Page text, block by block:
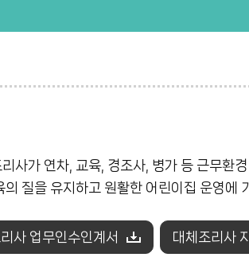
사가 연차, 교육, 경조사, 병가 등 근무환
질을 유지하고 원활한 어린이집 운영에
사 업무인수인계서 대체조리사